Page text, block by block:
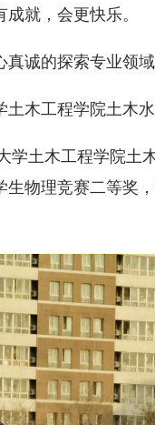
就，会更快乐。
诚的探索专业领
木工程学院土木
学土木工程学院土
物理竞赛二等奖